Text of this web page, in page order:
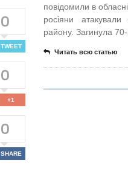
0
TWEET
0
+1
0
SHARE
повідомили в
росіяни
району. Загинула
Читать всю статью